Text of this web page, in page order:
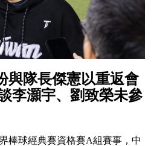
與隊長傑憲以重返會
李灝宇、劉致榮未參
棒球經典賽資格賽A組賽事，中